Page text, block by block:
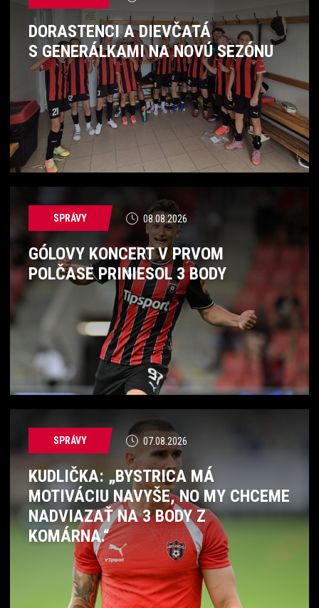
DORASTENCI A DIEVČATÁ
S GENERÁLKAMI NA NOVÚ SEZÓNU
SPRÁVY 08.08.2026
GÓLOVY KONCERT V PRVOM
POLČASE PRINIESOL 3 BODY
SPRÁVY 07.08.2026
KUDLIČKA: „BYSTRICA MÁ
MOTIVÁCIU NAVYŠE, NO MY CHCEME
NADVIAZAŤ NA 3 BODY Z
KOMÁRNA.“